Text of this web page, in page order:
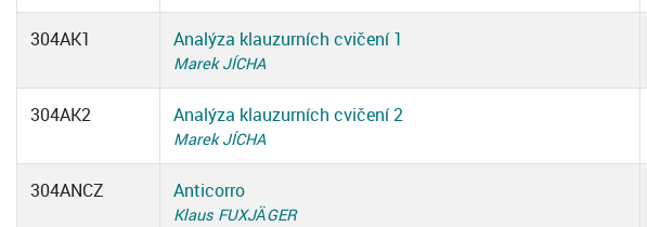
304AK1 Analýza klauzurních cvičení 1
Marek JÍCHA
304AK2 Analýza klauzurních cvičení 2
Marek JÍCHA
304ANCZ Anticorro
Klaus FUXJÄGER